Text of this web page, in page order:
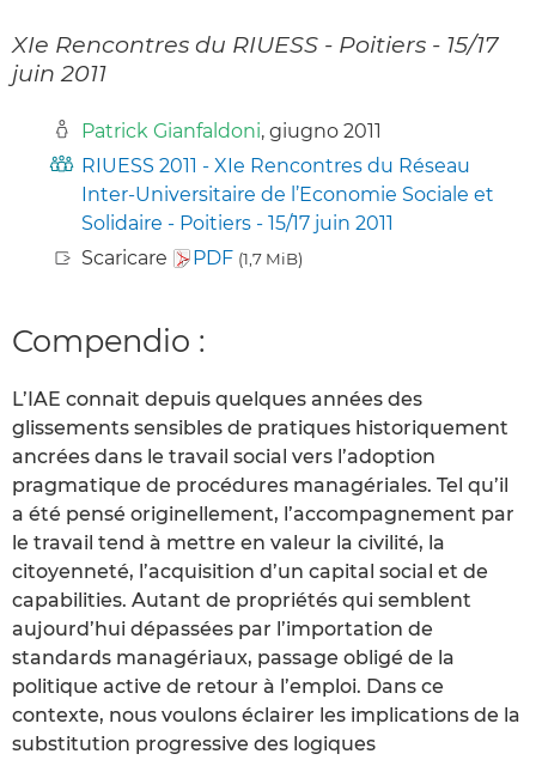
XIe Rencontres du RIUESS - Poitiers - 15/17
juin 2011
Patrick Gianfaldoni, giugno 2011
RIUESS 2011 - XIe Rencontres du Réseau
Inter-Universitaire de l’Economie Sociale et
Solidaire - Poitiers - 15/17 juin 2011
Scaricare
PDF (1,7 MiB)
Compendio :
L’IAE connait depuis quelques années des
glissements sensibles de pratiques historiquement
ancrées dans le travail social vers l’adoption
pragmatique de procédures managériales. Tel qu’il
a été pensé originellement, l’accompagnement par
le travail tend à mettre en valeur la civilité, la
citoyenneté, l’acquisition d’un capital social et de
capabilities. Autant de propriétés qui semblent
aujourd’hui dépassées par l’importation de
standards managériaux, passage obligé de la
politique active de retour à l’emploi. Dans ce
contexte, nous voulons éclairer les implications de la
substitution progressive des logiques